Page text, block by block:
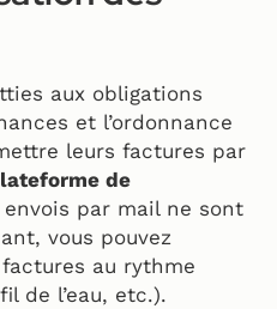
aux obligations
et l’ordonnance
leurs factures par
de
envois par mail ne sont
vous pouvez
au rythme
de l’eau, etc.).